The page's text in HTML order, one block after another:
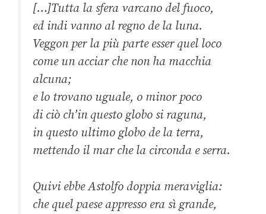
[…]Tutta la sfera varcano del fuoco,
ed indi vanno al regno de la luna.
Veggon per la più parte esser quel loco
come un acciar che non ha macchia
alcuna;
e lo trovano uguale, o minor poco
di ciò ch’in questo globo si raguna,
in questo ultimo globo de la terra,
mettendo il mar che la circonda e serra.
Quivi ebbe Astolfo doppia meraviglia:
che quel paese appresso era sì grande,